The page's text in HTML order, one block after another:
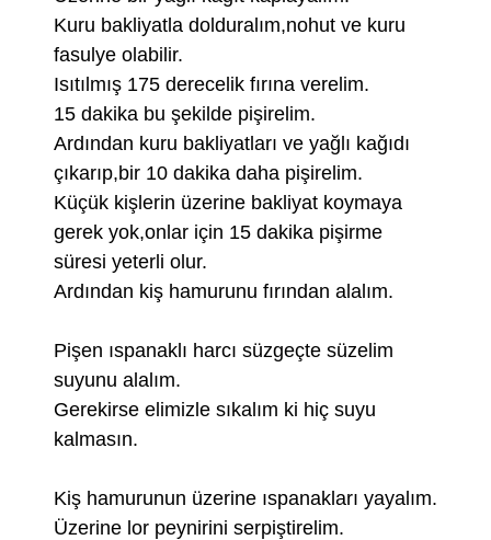
Kuru bakliyatla dolduralım,nohut ve kuru
fasulye olabilir.
Isıtılmış 175 derecelik fırına verelim.
15 dakika bu şekilde pişirelim.
Ardından kuru bakliyatları ve yağlı kağıdı
çıkarıp,bir 10 dakika daha pişirelim.
Küçük kişlerin üzerine bakliyat koymaya
gerek yok,onlar için 15 dakika pişirme
süresi yeterli olur.
Ardından kiş hamurunu fırından alalım.
Pişen ıspanaklı harcı süzgeçte süzelim
suyunu alalım.
Gerekirse elimizle sıkalım ki hiç suyu
kalmasın.
Kiş hamurunun üzerine ıspanakları yayalım.
Üzerine lor peynirini serpiştirelim.